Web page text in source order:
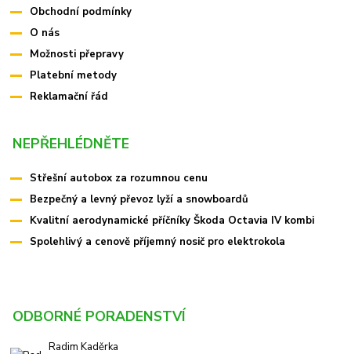
Obchodní podmínky
O nás
Možnosti přepravy
Platební metody
Reklamační řád
NEPŘEHLÉDNĚTE
Střešní autobox za rozumnou cenu
Bezpečný a levný převoz lyží a snowboardů
Kvalitní aerodynamické příčníky Škoda Octavia IV kombi
Spolehlivý a cenově příjemný nosič pro elektrokola
ODBORNÉ PORADENSTVÍ
Radim Kaděrka